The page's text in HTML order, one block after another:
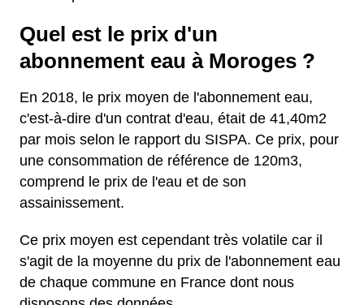
Quel est le prix d'un
abonnement eau à Moroges ?
En 2018, le prix moyen de l'abonnement eau,
c'est-à-dire d'un contrat d'eau, était de 41,40m2
par mois selon le rapport du SISPA. Ce prix, pour
une consommation de référence de 120m3,
comprend le prix de l'eau et de son
assainissement.
Ce prix moyen est cependant très volatile car il
s'agit de la moyenne du prix de l'abonnement eau
de chaque commune en France dont nous